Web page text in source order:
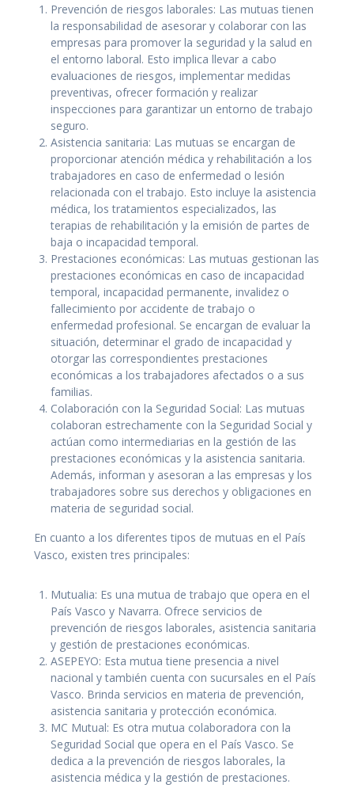
Prevención de riesgos laborales: Las mutuas tienen
la responsabilidad de asesorar y colaborar con las
empresas para promover la seguridad y la salud en
el entorno laboral. Esto implica llevar a cabo
evaluaciones de riesgos, implementar medidas
preventivas, ofrecer formación y realizar
inspecciones para garantizar un entorno de trabajo
seguro.
Asistencia sanitaria: Las mutuas se encargan de
proporcionar atención médica y rehabilitación a los
trabajadores en caso de enfermedad o lesión
relacionada con el trabajo. Esto incluye la asistencia
médica, los tratamientos especializados, las
terapias de rehabilitación y la emisión de partes de
baja o incapacidad temporal.
Prestaciones económicas: Las mutuas gestionan las
prestaciones económicas en caso de incapacidad
temporal, incapacidad permanente, invalidez o
fallecimiento por accidente de trabajo o
enfermedad profesional. Se encargan de evaluar la
situación, determinar el grado de incapacidad y
otorgar las correspondientes prestaciones
económicas a los trabajadores afectados o a sus
familias.
Colaboración con la Seguridad Social: Las mutuas
colaboran estrechamente con la Seguridad Social y
actúan como intermediarias en la gestión de las
prestaciones económicas y la asistencia sanitaria.
Además, informan y asesoran a las empresas y los
trabajadores sobre sus derechos y obligaciones en
materia de seguridad social.
En cuanto a los diferentes tipos de mutuas en el País
Vasco, existen tres principales:
Mutualia: Es una mutua de trabajo que opera en el
País Vasco y Navarra. Ofrece servicios de
prevención de riesgos laborales, asistencia sanitaria
y gestión de prestaciones económicas.
ASEPEYO: Esta mutua tiene presencia a nivel
nacional y también cuenta con sucursales en el País
Vasco. Brinda servicios en materia de prevención,
asistencia sanitaria y protección económica.
MC Mutual: Es otra mutua colaboradora con la
Seguridad Social que opera en el País Vasco. Se
dedica a la prevención de riesgos laborales, la
asistencia médica y la gestión de prestaciones.